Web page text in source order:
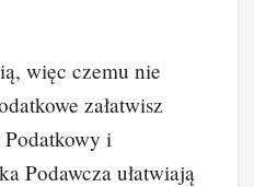
więc czemu nie
załatwisz
i
Podawcza ułatwiają